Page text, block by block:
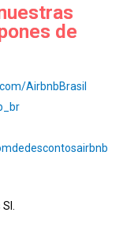
de
AirbnbBrasil